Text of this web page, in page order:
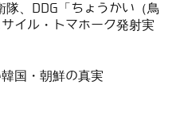
、DDG「ちょうかい（鳥
イル・トマホーク発射実
国・朝鮮の真実